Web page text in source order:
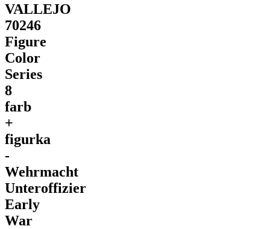
VALLEJO
70246
Figure
Color
Series
8
farb
+
figurka
-
Wehrmacht
Unteroffizier
Early
War